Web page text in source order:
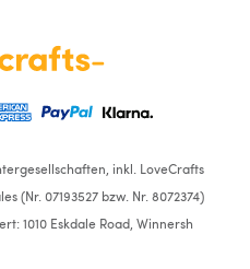
inkl. LoveCrafts
(Nr. 07193527 bzw. Nr. 8072374)
1010 Eskdale Road, Winnersh